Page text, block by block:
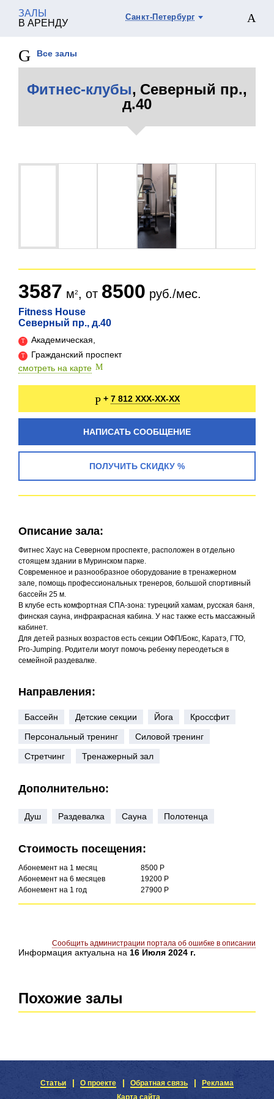
ЗАЛЫ
В АРЕНДУ
Санкт-Петербург
Все залы
Фитнес-клубы, Северный пр.,
д.40
Fitness House
Северный пр., д.40
Академическая,
Гражданский проспект
смотреть на карте
3587 м , от 8500 руб./мес.
+ 7 812 XXX-XX-XX
НАПИСАТЬ СООБЩЕНИЕ
ПОЛУЧИТЬ СКИДКУ %
Описание зала:
Фитнес Хаус на Северном проспекте, расположен в отдельно
стоящем здании в Муринском парке.
Современное и разнообразное оборудование в тренажерном
зале, помощь профессиональных тренеров, большой спортивный
бассейн 25 м.
В клубе есть комфортная СПА-зона: турецкий хамам, русская баня,
финская сауна, инфракрасная кабина. У нас также есть массажный
кабинет.
Для детей разных возрастов есть секции ОФП/Бокс, Каратэ, ГТО,
Pro-Jumping. Родители могут помочь ребенку переодеться в
семейной раздевалке.
Направления:
Бассейн Детские секции Йога
Кроссфит
Персональный тренинг
Силовой тренинг
Стретчинг
Тренажерный зал
Дополнительно:
Душ Раздевалка Сауна Полотенца
Стоимость посещения:
Абонемент на 1 месяц
8500 Р
Абонемент на 6 месяцев
19200 Р
Абонемент на 1 год
27900 Р
Сообщить администрации портала об ошибке в описании
Информация актуальна на 16 Июля 2024 г.
Похожие залы
Статьи О проекте Обратная связь
Реклама
Карта сайта